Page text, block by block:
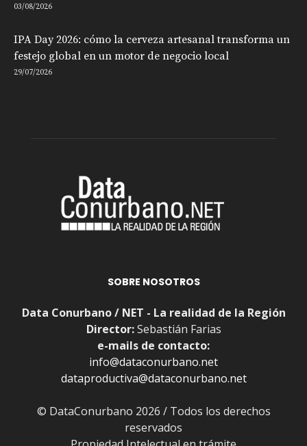
03/08/2026
IPA Day 2026: cómo la cerveza artesanal transforma un
festejo global en un motor de negocio local
29/07/2026
SOBRE NOSOTROS
Data Conurbano / NET - La realidad de la Región
Director:Sebastián Farias
e-mails de contacto:
info@dataconurbano.net
dataproductiva@dataconurbano.net
© DataConurbano 2026 / Todos los derechos
reservados